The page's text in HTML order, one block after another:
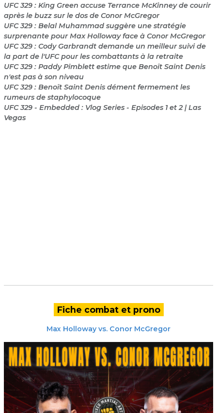
UFC 329 : King Green accuse Terrance McKinney de courir
après le buzz sur le dos de Conor McGregor
UFC 329 : Belal Muhammad suggère une stratégie
surprenante pour Max Holloway face à Conor McGregor
UFC 329 : Cody Garbrandt demande un meilleur suivi de
la part de l'UFC pour les combattants à la retraite
UFC 329 : Paddy Pimblett estime que Benoît Saint Denis
n'est pas à son niveau
UFC 329 : Benoît Saint Denis dément fermement les
rumeurs de staphylocoque
UFC 329 - Embedded : Vlog Series - Episodes 1 et 2 | Las
Vegas
Fiche combat et prono
Max Holloway vs. Conor McGregor